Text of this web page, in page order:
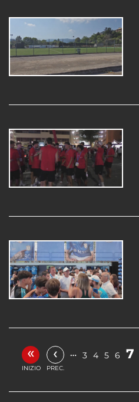
«
INIZIO
‹
PREC.
… 3 4 5 6 7